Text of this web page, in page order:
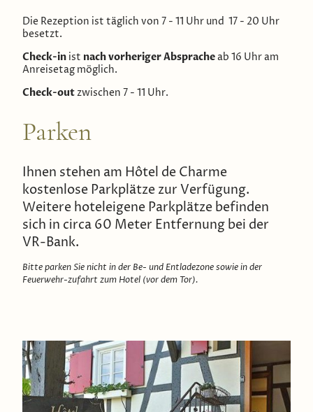
Die Rezeption ist täglich von 7 - 11 Uhr und 17 - 20 Uhr
besetzt.
Check-in ist nach vorheriger Abspracheab 16 Uhr am
Anreisetag möglich.
Check-outzwischen 7 - 11 Uhr.
Parken
Ihnen stehen am Hôtel de Charme
kostenlose Parkplätze zur Verfügung.
Weitere hoteleigene Parkplätze befinden
sich in circa 60 Meter Entfernung bei der
VR-Bank.
Bitte parken Sie nicht in der Be- und Entladezone sowie in der
Feuerwehr-zufahrt zum Hotel (vor dem Tor).